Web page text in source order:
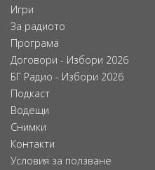
Игри
За радиото
Програма
Договори - Избори 2026
БГ Радио - Избори 2026
Подкаст
Водещи
Снимки
Контакти
Условия за ползване